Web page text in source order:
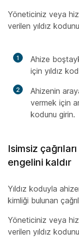
Yöneticiniz veya
verilen yıldız
1
Ahize
için yıldız
2
Ahizenin
vermek için
kodunu girin.
Isimsiz
engelini kaldır
Yıldız koduyla
kimliği bulunan
Yöneticiniz veya
verilen yıldız